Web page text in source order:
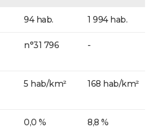
94 hab. 1 994 hab.
n°31 796 -
5 hab/km² 168 hab/km²
0,0 % 8,8 %